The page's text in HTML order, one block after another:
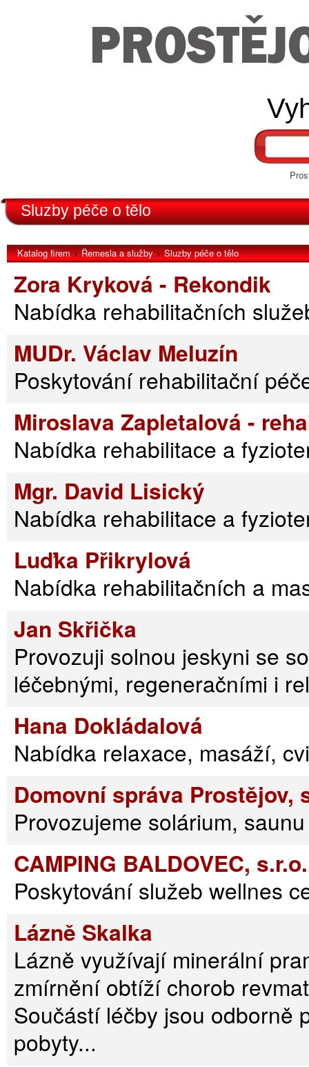
Sluzby péče o tělo
Katalog firem>Řemesla a služby>Sluzby péče o tělo
Zora Kryková - Rekondik
Nabídka rehabilitačních
MUDr. Václav Meluzín
Poskytování rehabilitační
Miroslava Zapletalová -
Nabídka rehabilitace a
Mgr. David Lisický
Nabídka rehabilitace a
Luďka Přikrylová
Nabídka rehabilitačních a
Jan Skřička
Provozuji solnou jeskyni se
léčebnými, regeneračními i
Hana Dokládalová
Nabídka relaxace, masáží,
Domovní správa Prostějov,
Provozujeme solárium,
CAMPING BALDOVEC,
Poskytování služeb wellnes
Lázně Skalka
Lázně využívají minerální
zmírnění obtíží chorob
Součástí léčby jsou odborně
pobyty...